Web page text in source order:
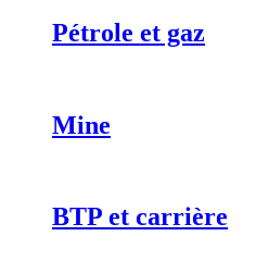
Pétrole et gaz
Mine
BTP et carrière